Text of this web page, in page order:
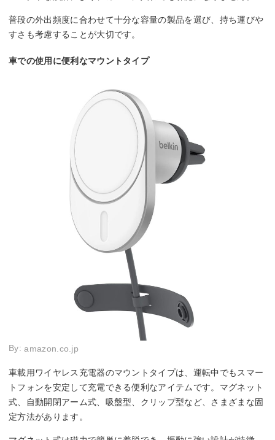
普段の外出頻度に合わせて十分な容量の製品を選び、持ち運びや
すさも考慮することが大切です。
車での使用に便利なマウントタイプ
By:amazon.co.jp
車載用ワイヤレス充電器のマウントタイプは、運転中でもスマー
トフォンを安定して充電できる便利なアイテムです。マグネット
式、自動開閉アーム式、吸盤型、クリップ型など、さまざまな固
定方法があります。